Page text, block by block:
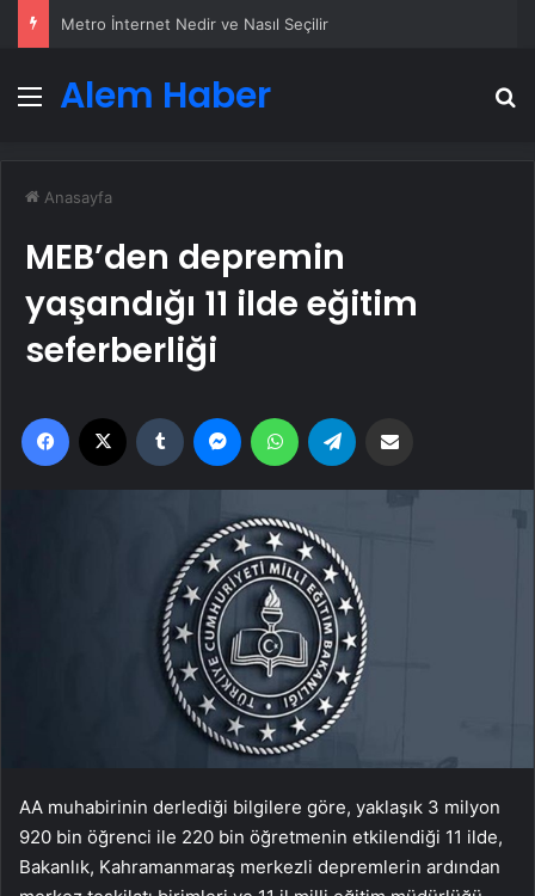
Metro İnternet Nedir ve Nasıl Seçilir
MenüAlem Haber
Anasayfa
MEB’den depremin
yaşandığı 11 ilde eğitim
seferberliği
Facebook Tumblr MessengerWhatsApp
AA muhabirinin derlediği bilgilere göre, yaklaşık 3 milyon
920 bin öğrenci ile 220 bin öğretmenin etkilendiği 11 ilde,
Bakanlık, Kahramanmaraş merkezli depremlerin ardından